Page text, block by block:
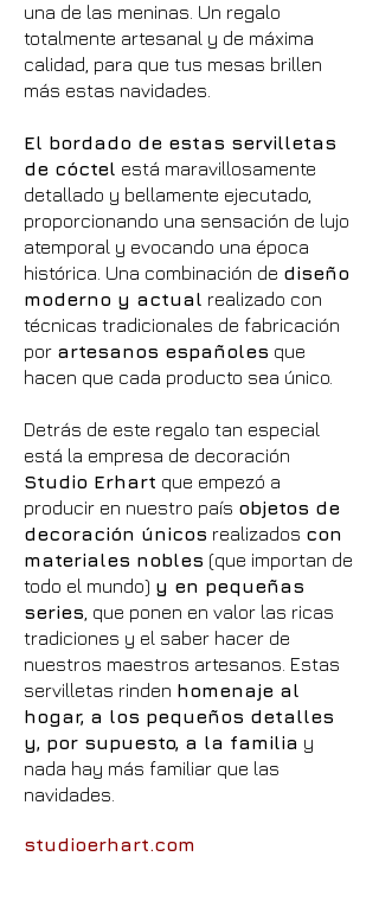
una de las meninas. Un regalo
totalmente artesanal y de máxima
calidad, para que tus mesas brillen
más estas navidades.
El bordado de estas servilletas
de cóctel está maravillosamente
detallado y bellamente ejecutado,
proporcionando una sensación de lujo
atemporal y evocando una época
histórica. Una combinación de diseño
moderno y actual realizado con
técnicas tradicionales de fabricación
por artesanos españoles que
hacen que cada producto sea único.
Detrás de este regalo tan especial
está la empresa de decoración
Studio Erhart que empezó a
producir en nuestro país objetos de
decoración únicos realizados con
materiales nobles (que importan de
todo el mundo) y en pequeñas
series , que ponen en valor las ricas
tradiciones y el saber hacer de
nuestros maestros artesanos. Estas
servilletas rinden homenaje al
hogar, a los pequeños detalles
y, por supuesto, a la familia y
nada hay más familiar que las
navidades.
studioerhart.com